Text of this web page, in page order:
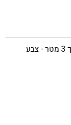
כבל רשת CAT7 - אורך 3 מטר - צבע